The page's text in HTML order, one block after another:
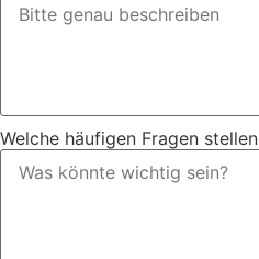
Welche häufigen Fragen